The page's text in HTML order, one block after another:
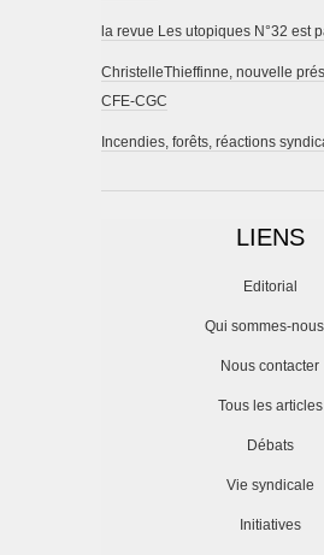
la revue Les utopiques N°32 est
ChristelleThieffinne, nouvelle
CFE-CGC
Incendies, forêts, réactions
LIENS
Editorial
Qui sommes-
Nous contacter
Tous les articles
Débats
Vie syndicale
Initiatives